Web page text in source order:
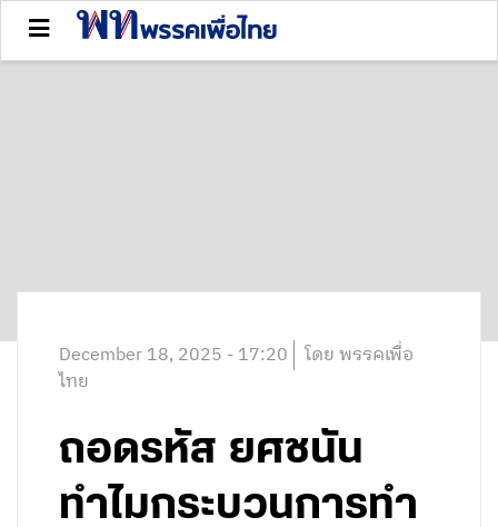
December 18, 2025 - 17:20 โดย พรรคเพื่อ
ไทย
ถอดรหัส ยศชนัน
ทำไมกระบวนการทำ